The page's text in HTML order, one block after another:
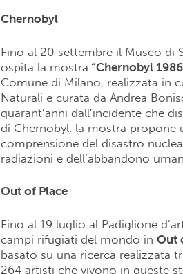
Chernobyl
Fino al 20 settembre il Museo di
ospita la mostra “Chernobyl
Comune di Milano, realizzata in
Naturali e curata da Andrea
quarant’anni dall’incidente che
di Chernobyl, la mostra propone
comprensione del disastro
radiazioni e dell’abbandono
Out of Place
Fino al 19 luglio al Padiglione
campi rifugiati del mondo in Out
basato su una ricerca realizzata
264 artisti che vivono in queste